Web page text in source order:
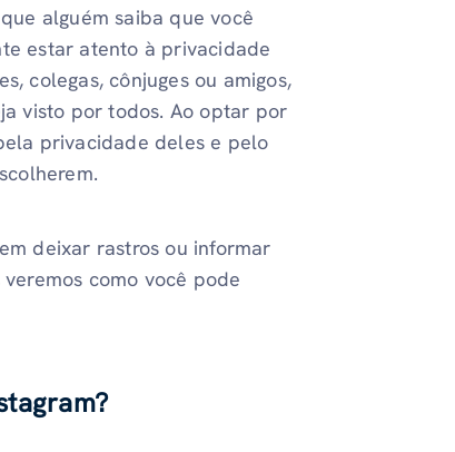
alguém saiba que você
estar atento à privacidade
colegas, cônjuges ou amigos,
visto por todos. Ao optar por
privacidade deles e pelo
deixar rastros ou informar
como você pode